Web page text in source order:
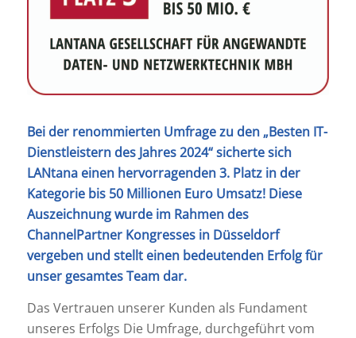
Bei der renommierten Umfrage zu den „Besten IT-
Dienstleistern des Jahres 2024“ sicherte sich
LANtana einen hervorragenden 3. Platz in der
Kategorie bis 50 Millionen Euro Umsatz! Diese
Auszeichnung wurde im Rahmen des
ChannelPartner Kongresses in Düsseldorf
vergeben und stellt einen bedeutenden Erfolg für
unser gesamtes Team dar.
Das Vertrauen unserer Kunden als Fundament
unseres Erfolgs Die Umfrage, durchgeführt vom